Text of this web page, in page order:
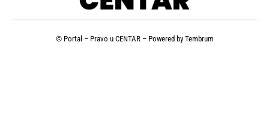
© Portal – Pravo u CENTAR – Powered by Tembrum